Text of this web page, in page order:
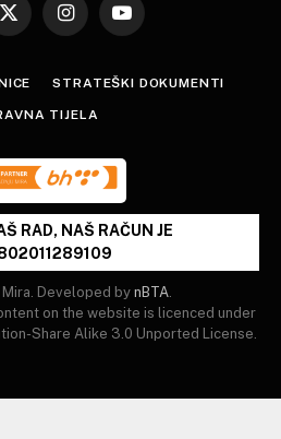
X
InstagramYouTube
STRATEŠKI DOKUMENTI
TIJELA
RAD, NAŠ RAČUN JE
Developed by nBTA.
on the website is licenced under
Share Alike 3.0 Unported License.